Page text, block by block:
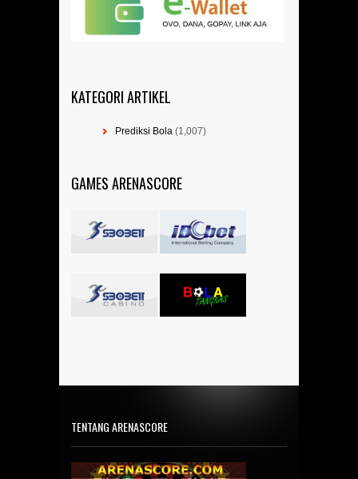
KATEGORI ARTIKEL
Prediksi Bola (1,007)
GAMES ARENASCORE
TENTANG ARENASCORE